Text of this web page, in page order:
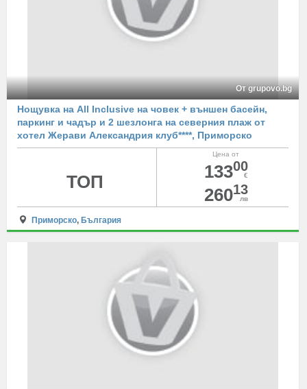
От grupovo.bg
Нощувка на All Inclusive на човек + външен басейн,
паркинг и чадър и 2 шезлонга на северния плаж от
хотел Жерави Александрия клуб****, Приморско
Цена от
13300
€
26013
лв
ТОП
Приморско, България